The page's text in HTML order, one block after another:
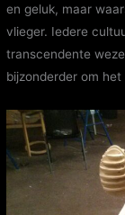
en geluk, maar
vlieger. Iedere
transcendente
bijzonderder om